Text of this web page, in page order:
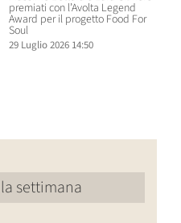
premiati con l’Avolta Legend
Award per il progetto Food For
Soul
29 Luglio 2026 14:50
settimana